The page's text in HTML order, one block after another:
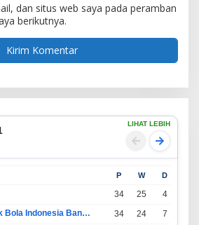
dan situs web saya pada peramban
berikutnya.
LIHAT LEBIH
P W D
34 25 4
Persatuan Sepak Bola Indonesia Bandung 34 24 7